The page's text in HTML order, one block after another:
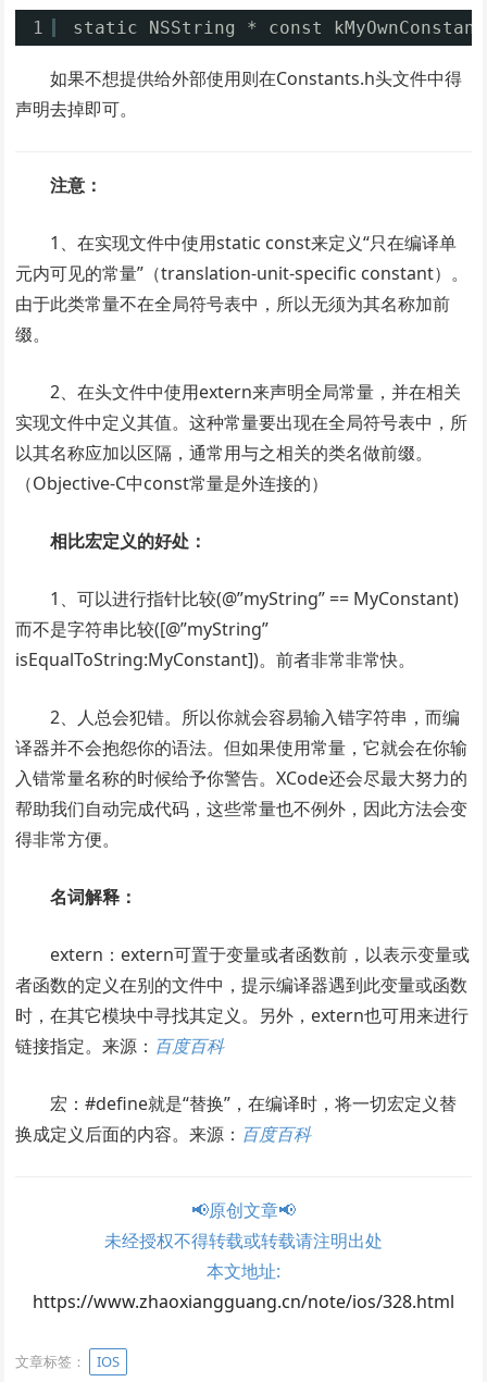
1 static NSString * const kMyOwnConstant
如果不想提供给外部使用则在Constants.h头文件中得
声明去掉即可。
注意：
1、在实现文件中使用static const来定义“只在编译单
元内可见的常量”（translation-unit-specific constant）。
由于此类常量不在全局符号表中，所以无须为其名称加前
缀。
2、在头文件中使用extern来声明全局常量，并在相关
实现文件中定义其值。这种常量要出现在全局符号表中，所
以其名称应加以区隔，通常用与之相关的类名做前缀。
（Objective-C中const常量是外连接的）
相比宏定义的好处：
1、可以进行指针比较(@”myString” == MyConstant)
而不是字符串比较([@”myString”
isEqualToString:MyConstant])。前者非常非常快。
2、人总会犯错。所以你就会容易输入错字符串，而编
译器并不会抱怨你的语法。但如果使用常量，它就会在你输
入错常量名称的时候给予你警告。XCode还会尽最大努力的
帮助我们自动完成代码，这些常量也不例外，因此方法会变
得非常方便。
名词解释：
extern：extern可置于变量或者函数前，以表示变量或
者函数的定义在别的文件中，提示编译器遇到此变量或函数
时，在其它模块中寻找其定义。另外，extern也可用来进行
链接指定。来源： 百度百科
宏：#define就是“替换”，在编译时，将一切宏定义替
换成定义后面的内容。来源： 百度百科
📢原创文章📢
未经授权不得转载或转载请注明出处
本文地址:
https://www.zhaoxiangguang.cn/note/ios/328.html
文章标签： IOS